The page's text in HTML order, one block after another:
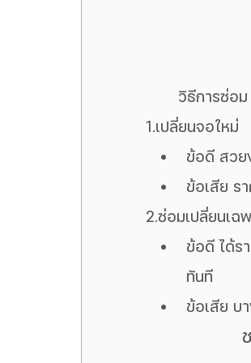
วิธีการซ่อ
1.เปลี่ยนจอใหม่
ข้อดี สวย
ข้อเสีย ร
2.ซ่อมเปลี่ยนเฉ
ข้อดี ได้ร
ทันที
ข้อเสีย บ